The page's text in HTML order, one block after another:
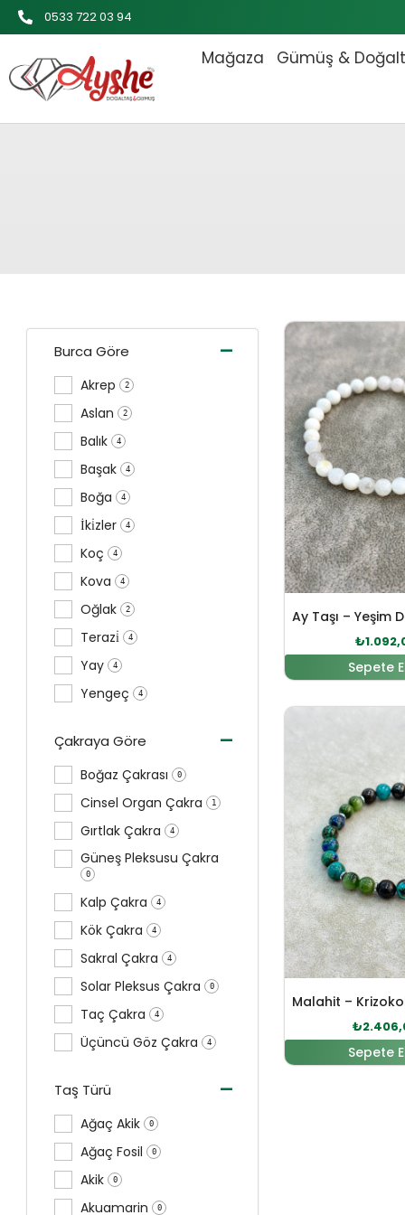
İçeriğe
atla
0533 722 03 94
Mağaza Gümüş &
Burca Göre -
Akrep 2
Aslan 2
Balık 4
Başak 4
Boğa 4
İki̇zler 4
Koç 4
Kova 4
Oğlak 2
Terazi̇ 4
Yay 4
Yengeç 4
Çakraya Göre -
Boğaz Çakrası 0
Cinsel Organ Çakra 1
Gırtlak Çakra 4
Güneş Pleksusu Çakra
0
Kalp Çakra 4
Kök Çakra 4
Sakral Çakra 4
Solar Pleksus Çakra 0
Taç Çakra 4
Üçüncü Göz Çakra 4
Taş Türü -
Ağaç Akik 0
Ağaç Fosil 0
Akik 0
Akuamarin 0
Orijinal
₺
Sepete
Orijinal
₺
Sepete